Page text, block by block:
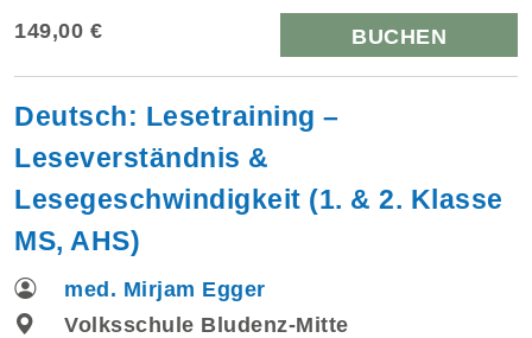
149,00 € BUCHEN
Deutsch: Lesetraining –
Leseverständnis &
Lesegeschwindigkeit (1. & 2. Klasse
MS, AHS)
med. Mirjam Egger
Volksschule Bludenz-Mitte